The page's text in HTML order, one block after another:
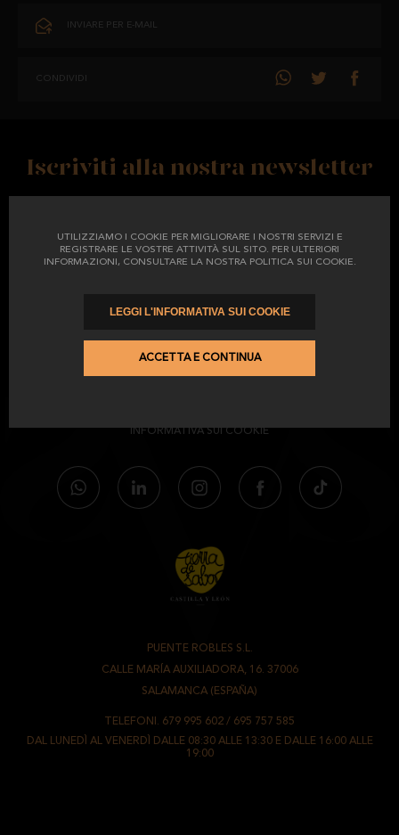
UTILIZZIAMO I COOKIE PER MIGLIORARE I NOSTRI SERVIZI E
REGISTRARE LE VOSTRE ATTIVITÀ SUL SITO. PER ULTERIORI
INFORMAZIONI, CONSULTARE LA NOSTRA POLITICA SUI COOKIE.
ACCETTA E CONTINUA
INVIARE PER E-MAIL
CONDIVIDI
Iscriviti alla nostra newsletter
(*) Ho letto e accetto ilInformativa sulla privacy
POLITICA DI SPEDIZIONE RESI E CAMBI
INFORMATIVA SUI COOKIE
PUENTE ROBLES S.L.
CALLE MARÍA AUXILIADORA, 16. 37006
SALAMANCA (ESPAÑA)
TELEFONI. 679 995 602 / 695 757 585
DAL LUNEDÌ AL VENERDÌ DALLE 08:30 ALLE 13:30 E DALLE 16:00 ALLE
19:00
LEGGI L'INFORMATIVA SUI COOKIE